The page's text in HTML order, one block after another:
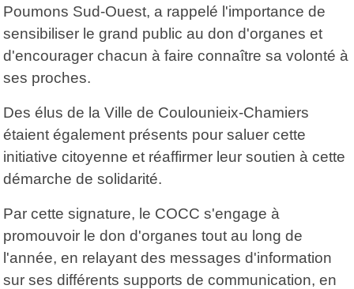
Poumons Sud-Ouest, a rappelé l'importance de
sensibiliser le grand public au don d'organes et
d'encourager chacun à faire connaître sa volonté à
ses proches.
Des élus de la Ville de Coulounieix-Chamiers
étaient également présents pour saluer cette
initiative citoyenne et réaffirmer leur soutien à cette
démarche de solidarité.
Par cette signature, le COCC s'engage à
promouvoir le don d'organes tout au long de
l'année, en relayant des messages d'information
sur ses différents supports de communication, en